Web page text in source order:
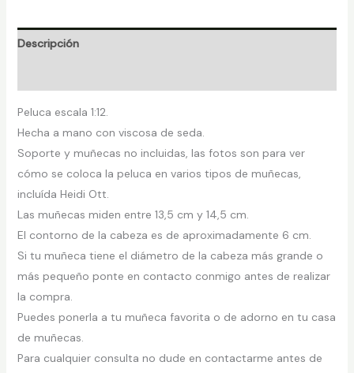
Descripción
Peluca escala 1:12.
Hecha a mano con viscosa de seda.
Soporte y muñecas no incluidas, las fotos son para ver
cómo se coloca la peluca en varios tipos de muñecas,
incluída Heidi Ott.
Las muñecas miden entre 13,5 cm y 14,5 cm.
El contorno de la cabeza es de aproximadamente 6 cm.
Si tu muñeca tiene el diámetro de la cabeza más grande o
más pequeño ponte en contacto conmigo antes de realizar
la compra.
Puedes ponerla a tu muñeca favorita o de adorno en tu casa
de muñecas.
Para cualquier consulta no dude en contactarme antes de